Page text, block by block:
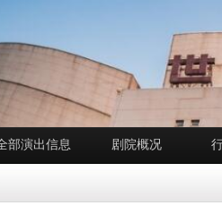
部演出信息 剧院概况